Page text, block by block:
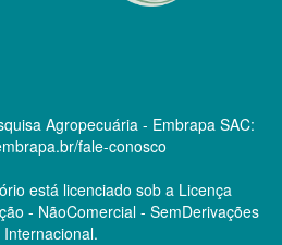
Agropecuária - Embrapa SAC:
fale-conosco
está licenciado sob a Licença
- NãoComercial - SemDerivações
Internacional.